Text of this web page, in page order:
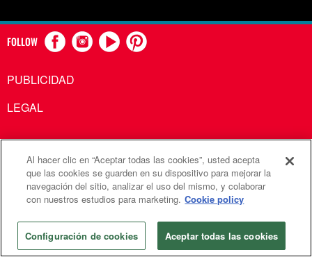
FOLLOW
PUBLICIDAD
LEGAL
Comunicaciones Metodistas Unidas es una agencia de la
Iglesia Metodista Unida
©2026Comunicaciones Metodistas Unidas. Reservados
todos los derechos
Al hacer clic en “Aceptar todas las cookies”, usted acepta
que las cookies se guarden en su dispositivo para mejorar la
navegación del sitio, analizar el uso del mismo, y colaborar
con nuestros estudios para marketing. Cookie policy
Configuración de cookies Aceptar todas las cookies